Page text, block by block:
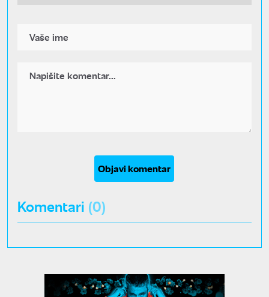
Objavi komentar
Komentari (0)